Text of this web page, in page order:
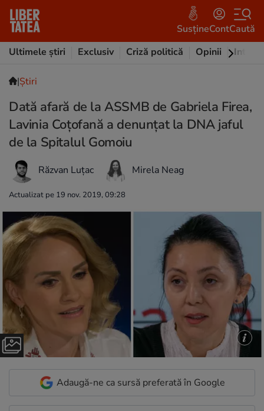
SusțineContCaută
Ultimele știri
Exclusiv Criză politică Opinii
|Ştiri
Dată afară de la ASSMB de Gabriela Firea,
Lavinia Coțofană a denunțat la DNA jaful
de la Spitalul Gomoiu
Răzvan Luțac Mirela Neag
Actualizat pe 19 nov. 2019, 09:28
Adaugă-ne ca sursă preferată în Google